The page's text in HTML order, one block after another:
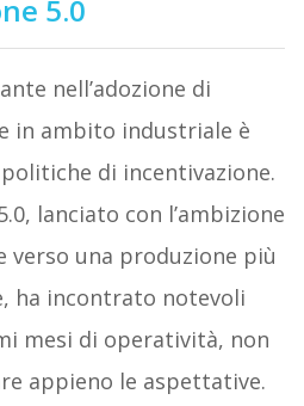
5.0
nell’adozione di
in ambito industriale è
di incentivazione.
lanciato con l’ambizione
verso una produzione più
ha incontrato notevoli
mesi di operatività, non
appieno le aspettative.